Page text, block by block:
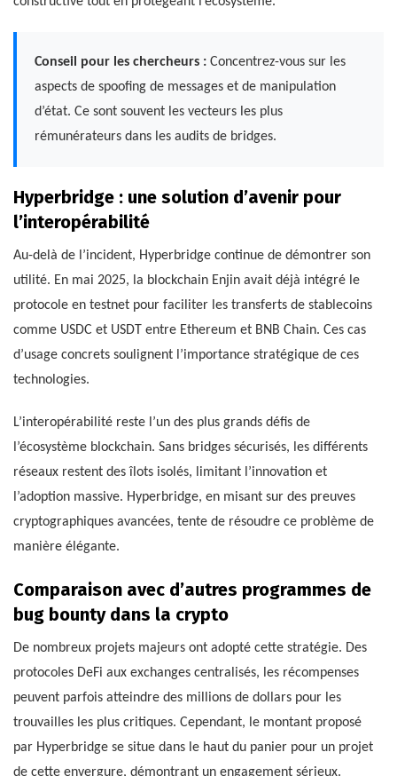
Conseil pour les chercheurs : Concentrez-vous sur les
aspects de spoofing de messages et de manipulation
d’état. Ce sont souvent les vecteurs les plus
rémunérateurs dans les audits de bridges.
Hyperbridge : une solution d’avenir pour
l’interopérabilité
Au-delà de l’incident, Hyperbridge continue de démontrer son
utilité. En mai 2025, la blockchain Enjin avait déjà intégré le
protocole en testnet pour faciliter les transferts de stablecoins
comme USDC et USDT entre Ethereum et BNB Chain. Ces cas
d’usage concrets soulignent l’importance stratégique de ces
technologies.
L’interopérabilité reste l’un des plus grands défis de
l’écosystème blockchain. Sans bridges sécurisés, les différents
réseaux restent des îlots isolés, limitant l’innovation et
l’adoption massive. Hyperbridge, en misant sur des preuves
cryptographiques avancées, tente de résoudre ce problème de
manière élégante.
Comparaison avec d’autres programmes de
bug bounty dans la crypto
De nombreux projets majeurs ont adopté cette stratégie. Des
protocoles DeFi aux exchanges centralisés, les récompenses
peuvent parfois atteindre des millions de dollars pour les
trouvailles les plus critiques. Cependant, le montant proposé
par Hyperbridge se situe dans le haut du panier pour un projet
de cette envergure, démontrant un engagement sérieux.